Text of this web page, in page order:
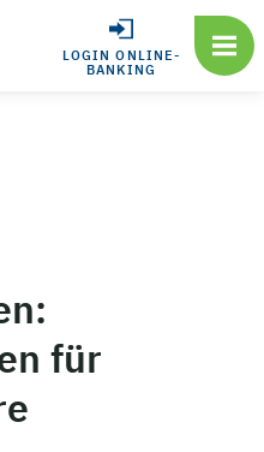
LOGIN ONLINE-
BANKING
für